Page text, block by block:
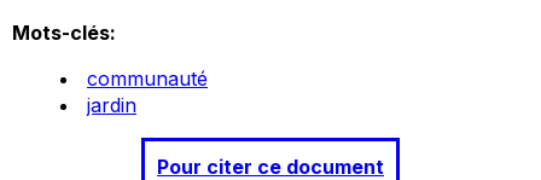
Mots-clés:
communauté
jardin
Pour citer ce document